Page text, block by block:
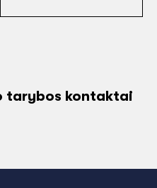
tarybos kontaktai